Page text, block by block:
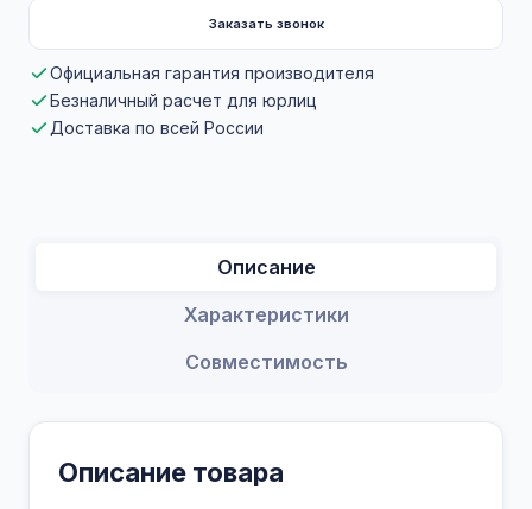
Заказать звонок
Официальная гарантия производителя
Безналичный расчет для юрлиц
Доставка по всей России
Описание
Характеристики
Совместимость
Описание товара